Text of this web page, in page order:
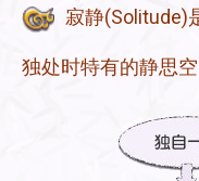
寂静(Solitude)
独处时特有的静思